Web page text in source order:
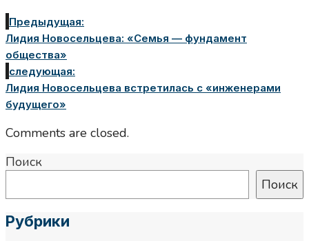
Предыдущая:
Лидия Новосельцева: «Семья — фундамент
общества»
следующая:
Лидия Новосельцева встретилась с «инженерами
будущего»
Comments are closed.
Поиск
Поиск
Рубрики